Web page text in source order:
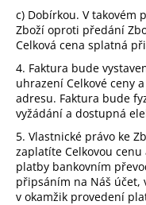
c) Dobírkou. V takovém
Zboží oproti předání
Celková cena splatná
4. Faktura bude
uhrazení Celkové ceny
adresu. Faktura bude
vyžádání a dostupná
5. Vlastnické právo ke
zaplatíte Celkovou
platby bankovním
připsáním na Náš účet,
v okamžik provedení